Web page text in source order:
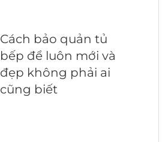
Cách bảo quản tủ
bếp để luôn mới và
đẹp không phải ai
cũng biết